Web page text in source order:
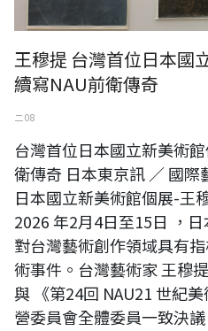
王穆提 台灣首位日本國
續寫NAU前衛傳奇
二 08
台灣首位日本國立新美術
衛傳奇 日本東京訊 ／ 國
日本國立新美術館個展-王
2026 年2月4日至15日 ，
對台灣藝術創作領域具有
術事件。台灣藝術家 王穆
與 《第24回 NAU21 世紀
營委員會全體委員一致決